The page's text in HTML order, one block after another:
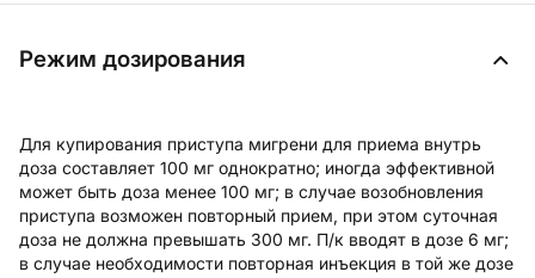
Режим дозирования
Для купирования приступа мигрени для приема внутрь
доза составляет 100 мг однократно; иногда эффективной
может быть доза менее 100 мг; в случае возобновления
приступа возможен повторный прием, при этом суточная
доза не должна превышать 300 мг. П/к вводят в дозе 6 мг;
в случае необходимости повторная инъекция в той же дозе